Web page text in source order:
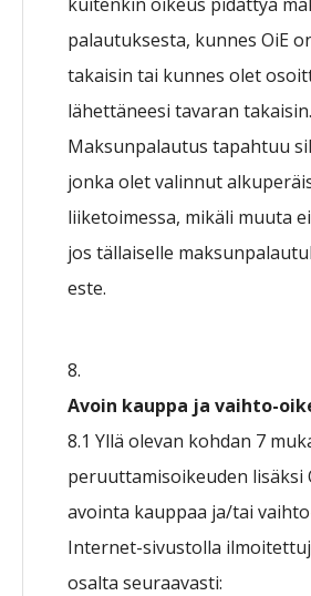
palautuksesta, kunnes OiE
takaisin tai kunnes olet
lähettäneesi tavaran takaisin.
Maksunpalautus tapahtuu
jonka olet valinnut
liiketoimessa, mikäli muuta
jos tällaiselle
este.
Avoin kauppa ja vaihto-
8.1 Yllä olevan kohdan 7
peruuttamisoikeuden lisäksi
avointa kauppaa ja/tai
Internet-sivustolla
osalta seuraavasti: